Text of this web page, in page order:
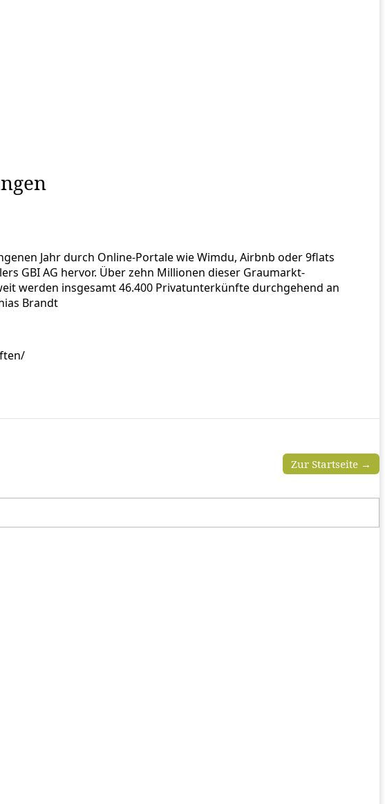
Jahr durch Online-Portale wie Wimdu, Airbnb oder 9flats
GBI AG hervor. Über zehn Millionen dieser Graumarkt-
werden insgesamt 46.400 Privatunterkünfte durchgehend an
Brandt
Zur Startseite →